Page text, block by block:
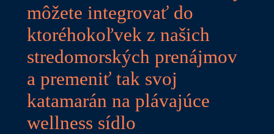
môžete integrovať do
ktoréhokoľvek z našich
stredomorských prenájmov
a premeniť tak svoj
katamarán na plávajúce
wellness sídlo